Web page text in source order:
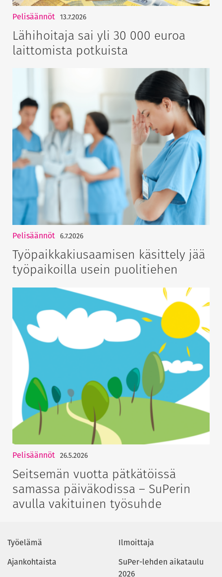
Pelisäännöt 13.7.2026
Lähihoitaja sai yli 30 000 euroa
laittomista potkuista
Pelisäännöt 6.7.2026
Työpaikkakiusaamisen käsittely jää
työpaikoilla usein puolitiehen
Pelisäännöt 26.5.2026
Seitsemän vuotta pätkätöissä
samassa päiväkodissa – SuPerin
avulla vakituinen työsuhde
Työelämä
Ajankohtaista
Ilmoittaja
SuPer-lehden aikataulu
2026